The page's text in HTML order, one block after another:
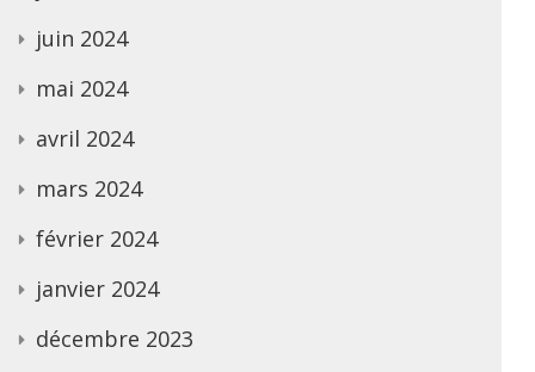
juin 2024
mai 2024
avril 2024
mars 2024
février 2024
janvier 2024
décembre 2023